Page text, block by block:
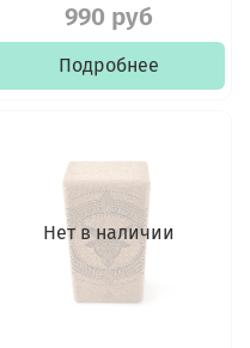
990 руб
Подробнее
Нет в наличии